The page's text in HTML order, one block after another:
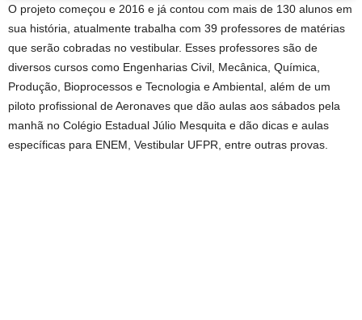
O projeto começou e 2016 e já contou com mais de 130 alunos em
sua história, atualmente trabalha com 39 professores de matérias
que serão cobradas no vestibular. Esses professores são de
diversos cursos como Engenharias Civil, Mecânica, Química,
Produção, Bioprocessos e Tecnologia e Ambiental, além de um
piloto profissional de Aeronaves que dão aulas aos sábados pela
manhã no Colégio Estadual Júlio Mesquita e dão dicas e aulas
específicas para ENEM, Vestibular UFPR, entre outras provas.